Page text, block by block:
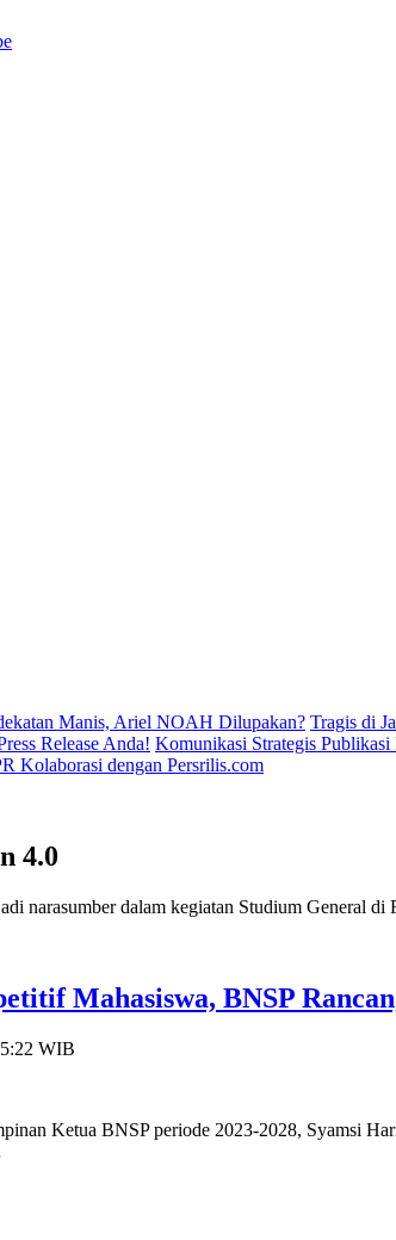
Manis, Ariel NOAH Dilupakan? Tragis di
Release Anda! Komunikasi Strategis
Kolaborasi dengan Persrilis.com
4.0
Mahasiswa, BNSP
WIB
Ketua BNSP periode 2023-2028, Syamsi